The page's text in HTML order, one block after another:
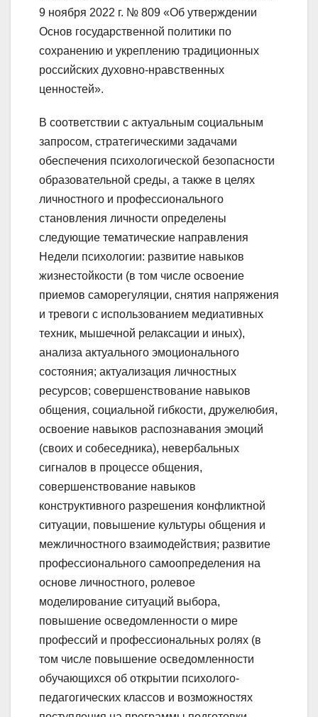
9 ноября 2022 г. № 809 «Об утверждении
Основ государственной политики по
сохранению и укреплению традиционных
российских духовно-нравственных
ценностей».
В соответствии с актуальным социальным
запросом, стратегическими задачами
обеспечения психологической безопасности
образовательной среды, а также в целях
личностного и профессионального
становления личности определены
следующие тематические направления
Недели психологии: развитие навыков
жизнестойкости (в том числе освоение
приемов саморегуляции, снятия напряжения
и тревоги с использованием медиативных
техник, мышечной релаксации и иных),
анализа актуального эмоционального
состояния; актуализация личностных
ресурсов; совершенствование навыков
общения, социальной гибкости, дружелюбия,
освоение навыков распознавания эмоций
(своих и собеседника), невербальных
сигналов в процессе общения,
совершенствование навыков
конструктивного разрешения конфликтной
ситуации, повышение культуры общения и
межличностного взаимодействия; развитие
профессионального самоопределения на
основе личностного, ролевое
моделирование ситуаций выбора,
повышение осведомленности о мире
профессий и профессиональных ролях (в
том числе повышение осведомленности
обучающихся об открытии психолого-
педагогических классов и возможностях